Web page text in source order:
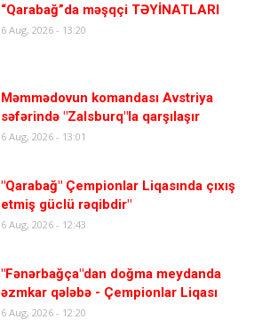
“Qarabağ”da məşqçi TƏYİNATLARI
6 Aug, 2026 - 13:20
Məmmədovun komandası Avstriya
səfərində "Zalsburq"la qarşılaşır
6 Aug, 2026 - 13:01
"Qarabağ" Çempionlar Liqasında çıxış
etmiş güclü rəqibdir"
6 Aug, 2026 - 12:43
"Fənərbağça"dan doğma meydanda
əzmkar qələbə - Çempionlar Liqası
6 Aug, 2026 - 12:20